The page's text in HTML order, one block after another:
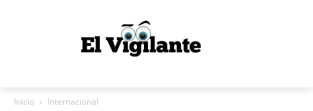
Inicio Internacional